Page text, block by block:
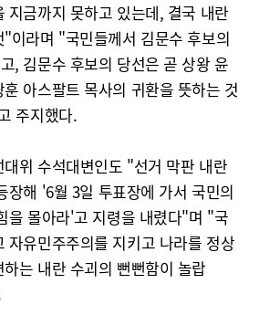
지금까지 못하고 있는데, 결국 내란
이라며 "국민들께서 김문수 후보의
, 김문수 후보의 당선은 곧 상왕 윤
아스팔트 목사의 귀환을 뜻하는 것
주지했다.
위 수석대변인도 "선거 막판 내란
장해 '6월 3일 투표장에 가서 국민의
을 몰아라'고 지령을 내렸다"며 "국
자유민주주의를 지키고 나라를 정상
는 내란 수괴의 뻔뻔함이 놀랍